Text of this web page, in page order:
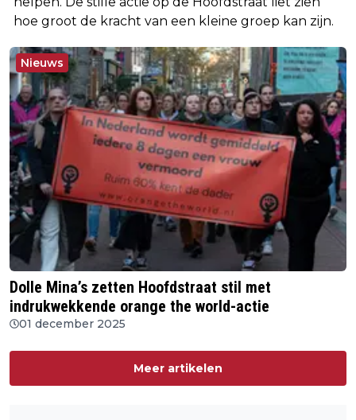
hoe groot de kracht van een kleine groep kan zijn.
Nieuws
Dolle Mina’s zetten Hoofdstraat stil met
indrukwekkende orange the world-actie
01 december 2025
Meer artikelen